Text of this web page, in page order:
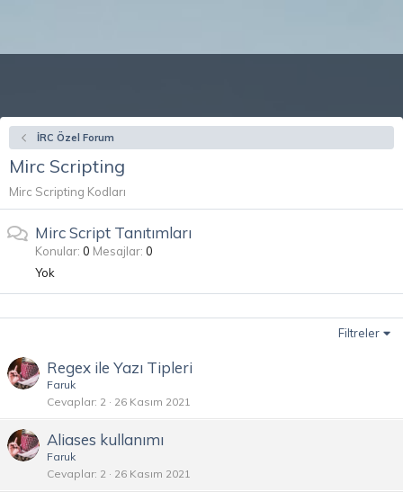
İRC Özel Forum
Mirc Scripting
Mirc Scripting Kodları
Mirc Script Tanıtımları
Konular 0 Mesajlar 0
Yok
Filtreler
Regex ile Yazı Tipleri
Faruk
Cevaplar 2 26 Kasım 2021
Aliases kullanımı
Faruk
Cevaplar 2 26 Kasım 2021